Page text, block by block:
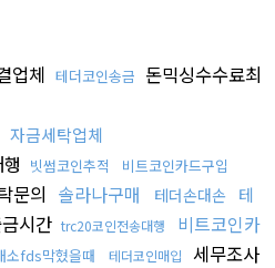
업체 테더코인송금 돈믹싱수수료최
자금세탁업체
빗썸코인추적 비트코인카드구입
문의 솔라나구매 테더손대손 테
시간 trc20코인전송대행
비트코인카
소fds막혔을때 테더코인매입
세무조사